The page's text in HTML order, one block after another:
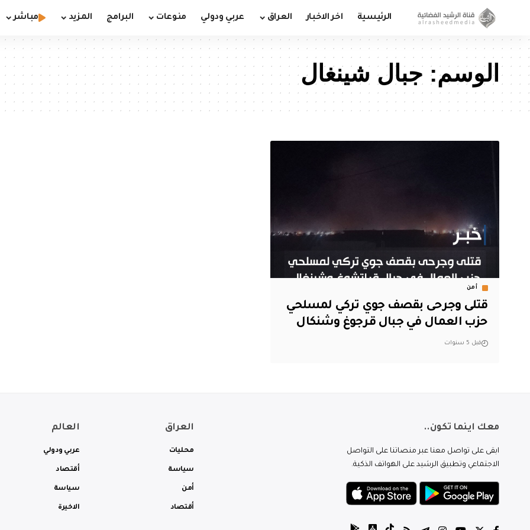
الرئيسية اخر الاخبار العراق عربي ودولي منوعات البرامج المزيد مباشر
الوسم: جبال شينغال
أمن
قتلى وجرحى بقصف جوي تركي لمسلحي
حزب العمال في جبال قرجوغ وشنكال
قبل 5 سنوات
معك اينما تكون..
ابقى على تواصل معنا عبر منصاتنا على التواصل
الاجتماعي وتطبيق الرشيد على الهواتف الذكية.
العراق
محليات
سياسة
أمن
أقتصاد
العالم
عربي ودولي
أقتصاد
سياسة
الاخيرة